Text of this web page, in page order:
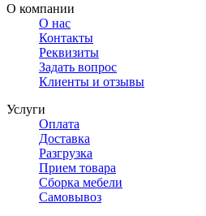
О компании
О нас
Контакты
Реквизиты
Задать вопрос
Клиенты и отзывы
Услуги
Оплата
Доставка
Разгрузка
Прием товара
Сборка мебели
Самовывоз